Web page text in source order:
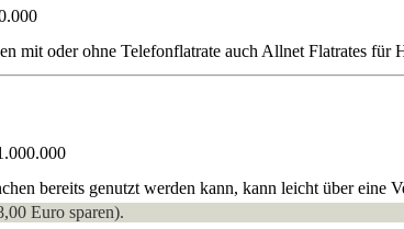
oder ohne Telefonflatrate auch Allnet Flatrates für
bereits genutzt werden kann, kann leicht über eine
Euro sparen).